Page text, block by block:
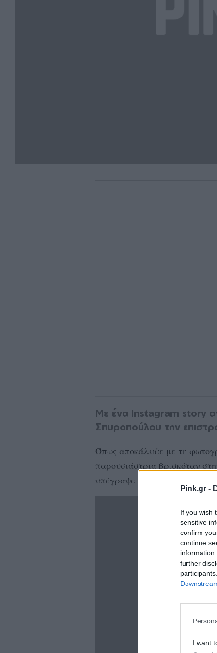
Pink.gr -
If you wish
sensitive
confirm
continue
information
further
I want
Με ένα Instagram story
Σπυροπούλου την
Όπως αποκάλυψε με τη
παρουσιάστρια βρισκόταν
υπέγραψε τη νέα της